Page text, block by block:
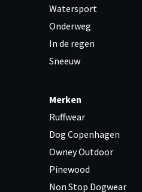
Watersport
Onderweg
In de regen
Sneeuw
Merken
Ruffwear
Dog Copenhagen
Owney Outdoor
Pinewood
Non Stop Dogwear